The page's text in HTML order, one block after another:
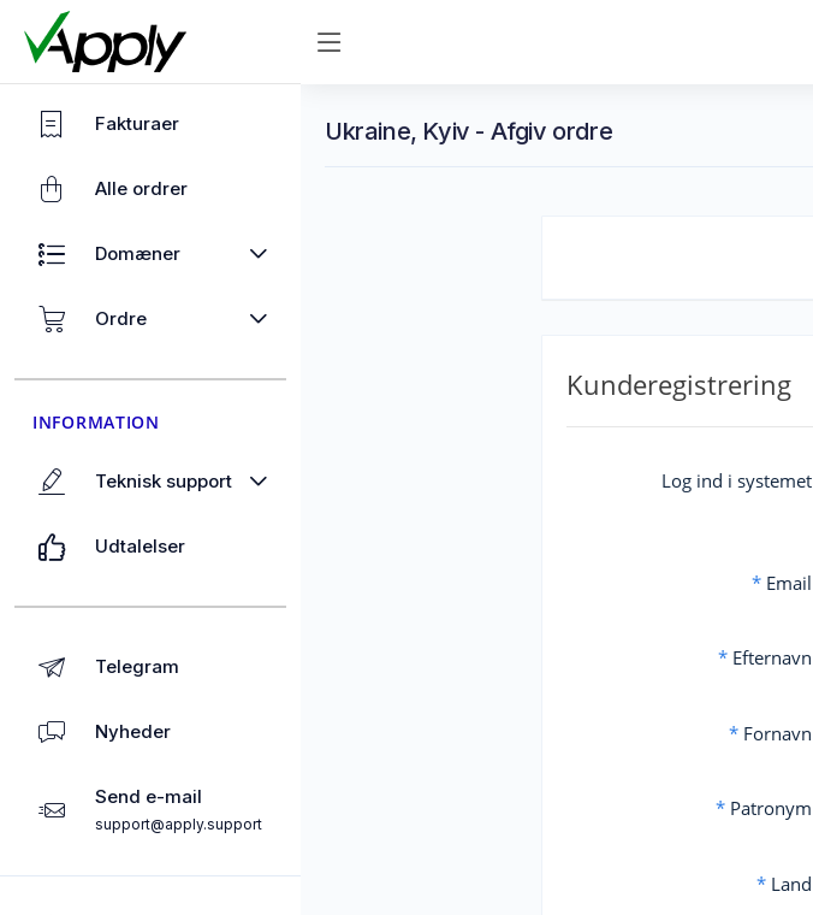
Fakturaer
Alle ordrer
Domæner
Ordre
INFORMATION
Teknisk support
Udtalelser
Telegram
Nyheder
Send e-mail
support@apply.support
Ukraine, Kyiv - Afgiv ordre
Kunderegistrering
Log ind i systemet
*Email
*Efternavn
*Fornavn
*Patronym
*Land